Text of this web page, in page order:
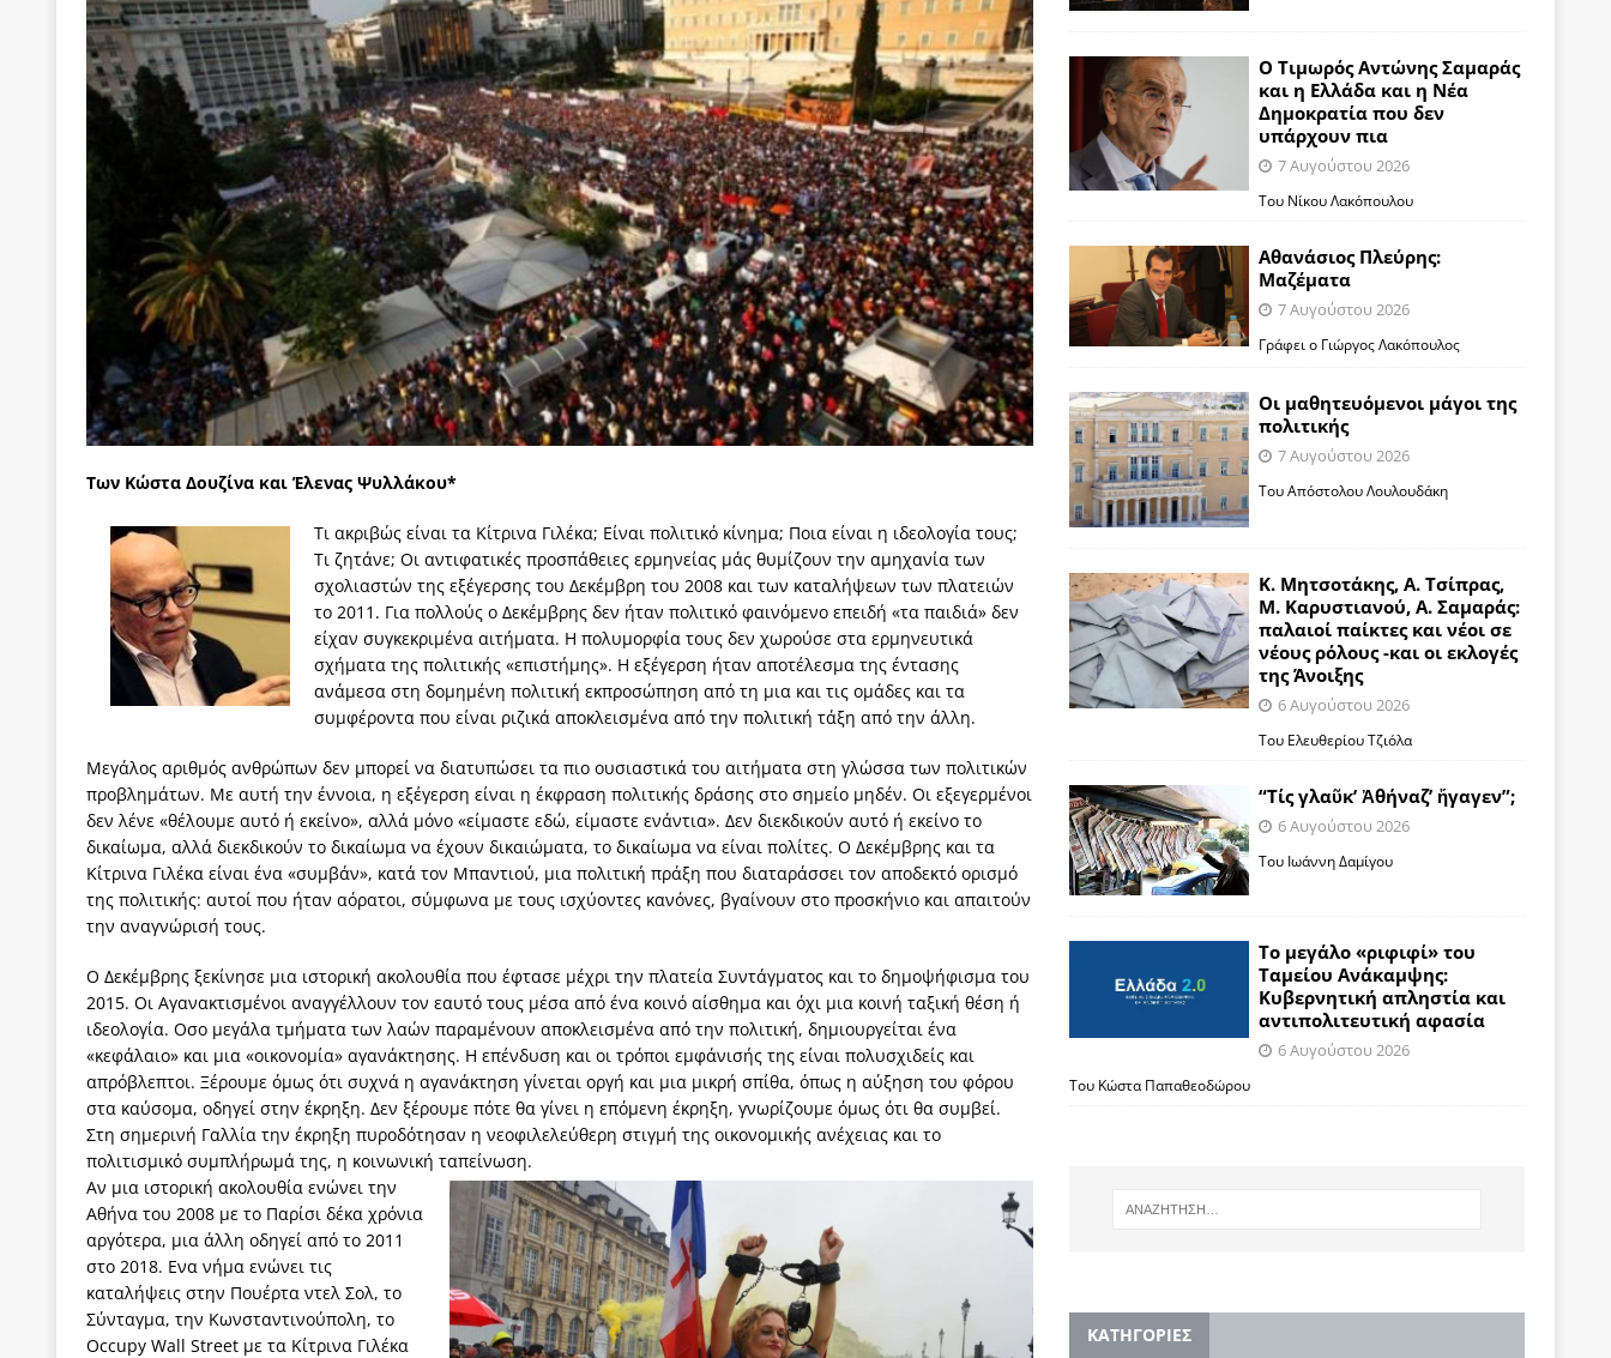
[ 22 Μαΐου 2020 ] Μακάριος Λαζαρίδης: Έργο!
ΠΡΟΣΩΠΟΓΡΑΦΙΕΣ
[ 7 Αυγούστου 2026 ] Μετά την επίσκεψη Γκουτέρες
ΠΑΡΕΜΒΑΣΕΙΣ
[ 7 Αυγούστου 2026 ] Ο Τιμωρός Αντώνης Σαμαράς και η Ελλάδα και η Νέα Δημοκρατία που δεν υπάρχουν πια
ΠΡΟΕΚΤΑΣΕΙΣ
[ 7 Αυγούστου 2026 ] Αθανάσιος Πλεύρης: Μαζέματα
ΠΡΟΒΟΛΕΣ
[ 7 Αυγούστου 2026 ] Οι μαθητευόμενοι μάγοι της πολιτικής
ΑΠΟΨΕΙΣ
[ 6 Αυγούστου 2026 ] Κ. Μητσοτάκης, Α. Τσίπρας, Μ. Καρυστιανού, Α. Σαμαράς: παλαιοί παίκτες και νέοι σε νέους ρόλους
-και οι εκλογές της Άνοιξης
ΑΠΟΨΕΙΣ
[ 6 Αυγούστου 2026 ] “Τίς γλαῦκ’ Ἀθήναζ’ ἤγαγεν”;
ΑΠΟΨΕΙΣ
[ 6 Αυγούστου 2026 ] Το μεγάλο «ριφιφί» του Ταμείου Ανάκαμψης: Κυβερνητική απληστία και αντιπολιτευτική αφασία
ΑΠΟΨΕΙΣ
[ 6 Αυγούστου 2026 ] 22 πρώην στελέχη της «Ελπίδας» καταγγέλουν “ένα συγκεντρωτικό μοντέλο αποφάσεων από
[ 6 Αυγούστου 2026 ] Δόμνα Μιχαηλίδου: Αξιοπρέπεια
ΠΡΟΒΟΛΕΣ
[ 6 Αυγούστου 2026 ]
Η δημοκρατία της διαχείρισης τελειώνει
ΠΑΡΕΜΒΑΣΕΙΣ
[ 6 Αυγούστου 2026 ] Σπρώχνουμε τη ζωή μας…
ΣΚΕΨΕΙΣ
[ 5 Αυγούστου 2026 ]
Κυριάκος Μητσοτάκης: Αναλγησίες
ΠΡΟΒΟΛΕΣ
[ 4 Αυγούστου 2026 ] Θα ανήκεις όπου ανήκει το νερό
ΑΝΑΓΝΩΣΕΙΣ
[ 4 Αυγούστου 2026 ] Η γενεαλογία του φασισμού: από τον Αντιδιαφωτισμό στον ψηφιακό Κοινωνικό Δαρβινισμό
ΠΑΡΕΜΒΑΣΕΙΣ
[ 4 Αυγούστου 2026 ] Εφημερίδα «Εστία»: Όταν η δημοσιογραφία βάζει τα χέρια της και βγάζει τα μάτια της ΑΠΟΨΕΙΣ
Των Κώστα Δουζίνα και Έλενας Ψυλλάκου*
Τι ακριβώς είναι τα Κίτρινα Γιλέκα; Είναι πολιτικό κίνημα; Ποια είναι η ιδεολογία τους;
Τι ζητάνε; Οι αντιφατικές προσπάθειες ερμηνείας μάς θυμίζουν την αμηχανία των
σχολιαστών της εξέγερσης του Δεκέμβρη του 2008 και των καταλήψεων των πλατειών
το 2011. Για πολλούς ο Δεκέμβρης δεν ήταν πολιτικό φαινόμενο επειδή «τα παιδιά» δεν
είχαν συγκεκριμένα αιτήματα. Η πολυμορφία τους δεν χωρούσε στα ερμηνευτικά
σχήματα της πολιτικής «επιστήμης». Η εξέγερση ήταν αποτέλεσμα της έντασης
ανάμεσα στη δομημένη πολιτική εκπροσώπηση από τη μια και τις ομάδες και τα
συμφέροντα που είναι ριζικά αποκλεισμένα από την πολιτική τάξη από την άλλη.
Μεγάλος αριθμός ανθρώπων δεν μπορεί να διατυπώσει τα πιο ουσιαστικά του αιτήματα στη γλώσσα των πολιτικών
προβλημάτων. Με αυτή την έννοια, η εξέγερση είναι η έκφραση πολιτικής δράσης στο σημείο μηδέν. Οι εξεγερμένοι
δεν λένε «θέλουμε αυτό ή εκείνο», αλλά μόνο «είμαστε εδώ, είμαστε ενάντια». Δεν διεκδικούν αυτό ή εκείνο το
δικαίωμα, αλλά διεκδικούν το δικαίωμα να έχουν δικαιώματα, το δικαίωμα να είναι πολίτες. Ο Δεκέμβρης και τα
Κίτρινα Γιλέκα είναι ένα «συμβάν», κατά τον Μπαντιού, μια πολιτική πράξη που διαταράσσει τον αποδεκτό ορισμό
της πολιτικής: αυτοί που ήταν αόρατοι, σύμφωνα με τους ισχύοντες κανόνες, βγαίνουν στο προσκήνιο και απαιτούν
την αναγνώρισή τους.
Ο Δεκέμβρης ξεκίνησε μια ιστορική ακολουθία που έφτασε μέχρι την πλατεία Συντάγματος και το δημοψήφισμα του
2015. Οι Αγανακτισμένοι αναγγέλλουν τον εαυτό τους μέσα από ένα κοινό αίσθημα και όχι μια κοινή ταξική θέση ή
ιδεολογία. Οσο μεγάλα τμήματα των λαών παραμένουν αποκλεισμένα από την πολιτική, δημιουργείται ένα
«κεφάλαιο» και μια «οικονομία» αγανάκτησης. Η επένδυση και οι τρόποι εμφάνισής της είναι πολυσχιδείς και
απρόβλεπτοι. Ξέρουμε όμως ότι συχνά η αγανάκτηση γίνεται οργή και μια μικρή σπίθα, όπως η αύξηση του φόρου
στα καύσομα, οδηγεί στην έκρηξη. Δεν ξέρουμε πότε θα γίνει η επόμενη έκρηξη, γνωρίζουμε όμως ότι θα συμβεί.
Στη σημερινή Γαλλία την έκρηξη πυροδότησαν η νεοφιλελεύθερη στιγμή της οικονομικής ανέχειας και το
πολιτισμικό συμπλήρωμά της, η κοινωνική ταπείνωση.
Αν μια ιστορική ακολουθία ενώνει την
Αθήνα του 2008 με το Παρίσι δέκα χρόνια
αργότερα, μια άλλη οδηγεί από το 2011
στο 2018. Ενα νήμα ενώνει τις
καταλήψεις στην Πουέρτα ντελ Σολ, το
Σύνταγμα, την Κωνσταντινούπολη, το
Occupy Wall Street με τα Κίτρινα Γιλέκα
Ο Τιμωρός Αντώνης Σαμαράς
και η Ελλάδα και η Νέα
Δημοκρατία που δεν
υπάρχουν πια
7 Αυγούστου 2026
Του Νίκου Λακόπουλου
Αθανάσιος Πλεύρης:
Μαζέματα
7 Αυγούστου 2026
Γράφει ο Γιώργος Λακόπουλος
Οι μαθητευόμενοι μάγοι της
πολιτικής
7 Αυγούστου 2026
Του Απόστολου Λουλουδάκη
Κ. Μητσοτάκης, Α. Τσίπρας,
Μ. Καρυστιανού, Α. Σαμαράς:
παλαιοί παίκτες και νέοι σε
νέους ρόλους -και οι εκλογές
της Άνοιξης
6 Αυγούστου 2026
Του Ελευθερίου Τζιόλα
“Τίς γλαῦκ’ Ἀθήναζ’ ἤγαγεν”;
6 Αυγούστου 2026
Του Ιωάννη Δαμίγου
Το μεγάλο «ριφιφί» του
Ταμείου Ανάκαμψης:
Κυβερνητική απληστία και
αντιπολιτευτική αφασία
6 Αυγούστου 2026
Του Κώστα Παπαθεοδώρου
KΑΤΗΓΟΡΙΕΣ